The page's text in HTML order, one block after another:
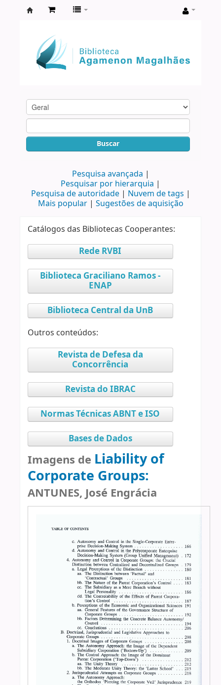
Agamenon
Magalhães
Buscar
Pesquisa avançada
Pesquisar por hierarquia
Pesquisa de autoridade
Nuvem de tags
Mais popular
Sugestões de aquisição
Catálogos das Bibliotecas Cooperantes:
Rede RVBI
Biblioteca Graciliano Ramos -
ENAP
Biblioteca Central da UnB
Outros conteúdos:
Revista de Defesa da
Concorrência
Revista do IBRAC
Normas Técnicas ABNT e ISO
Bases de Dados
Imagens de Liability of
Corporate Groups:
ANTUNES, José Engrácia